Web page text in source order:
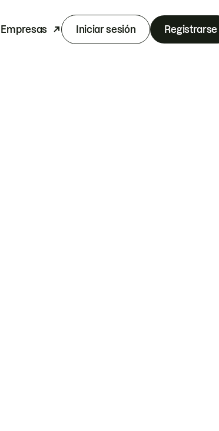
Empresas Iniciar sesión Registrarse